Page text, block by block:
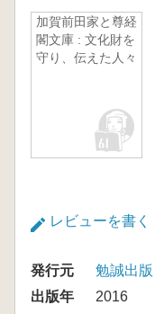
加賀前田家と尊経
閣文庫 : 文化財を
守り、伝えた人々
レビューを書く
発行元
勉誠出版
出版年
2016